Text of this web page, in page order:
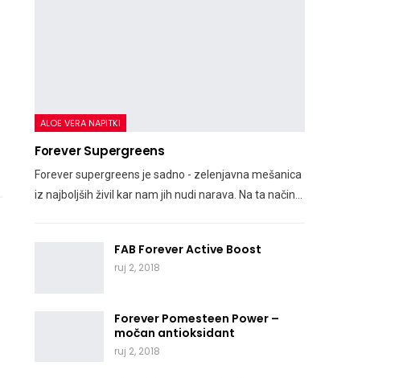
ALOE VERA NAPITKI
Forever Supergreens
Forever supergreens je sadno - zelenjavna mešanica
iz najboljših živil kar nam jih nudi narava. Na ta način…
FAB Forever Active Boost
ruj 2, 2018
Forever Pomesteen Power –
močan antioksidant
ruj 2, 2018